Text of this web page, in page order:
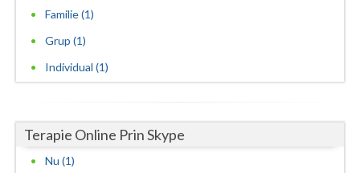
Teleorman
Timis
Tulcea
Vaslui
Vrancea
Familie (1)
Grup (1)
Individual (1)
Terapie Online Prin Skype
Nu (1)